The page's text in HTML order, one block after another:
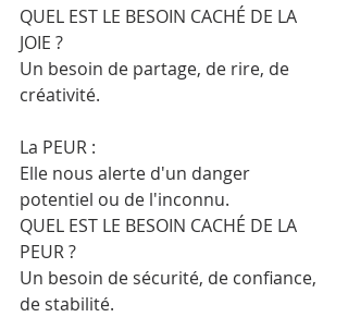
QUEL EST LE BESOIN CACHÉ DE LA
JOIE ?
Un besoin de partage, de rire, de
créativité.
La PEUR :
Elle nous alerte d'un danger
potentiel ou de l'inconnu.
QUEL EST LE BESOIN CACHÉ DE LA
PEUR ?
Un besoin de sécurité, de confiance,
de stabilité.